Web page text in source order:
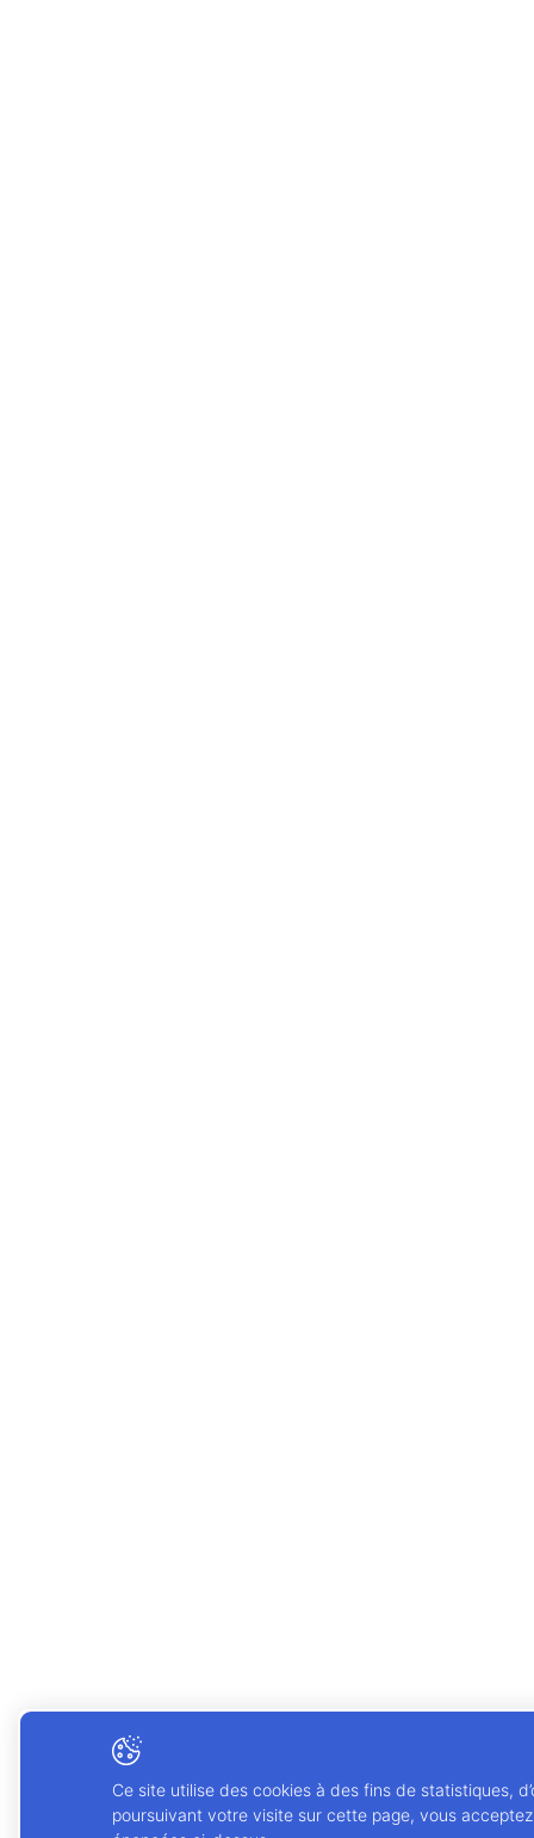
Ce site utilise des cookies à des fins de statistiques,
poursuivant votre visite sur cette page, vous acceptez